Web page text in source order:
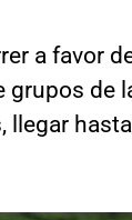
a favor
grupos de
llegar